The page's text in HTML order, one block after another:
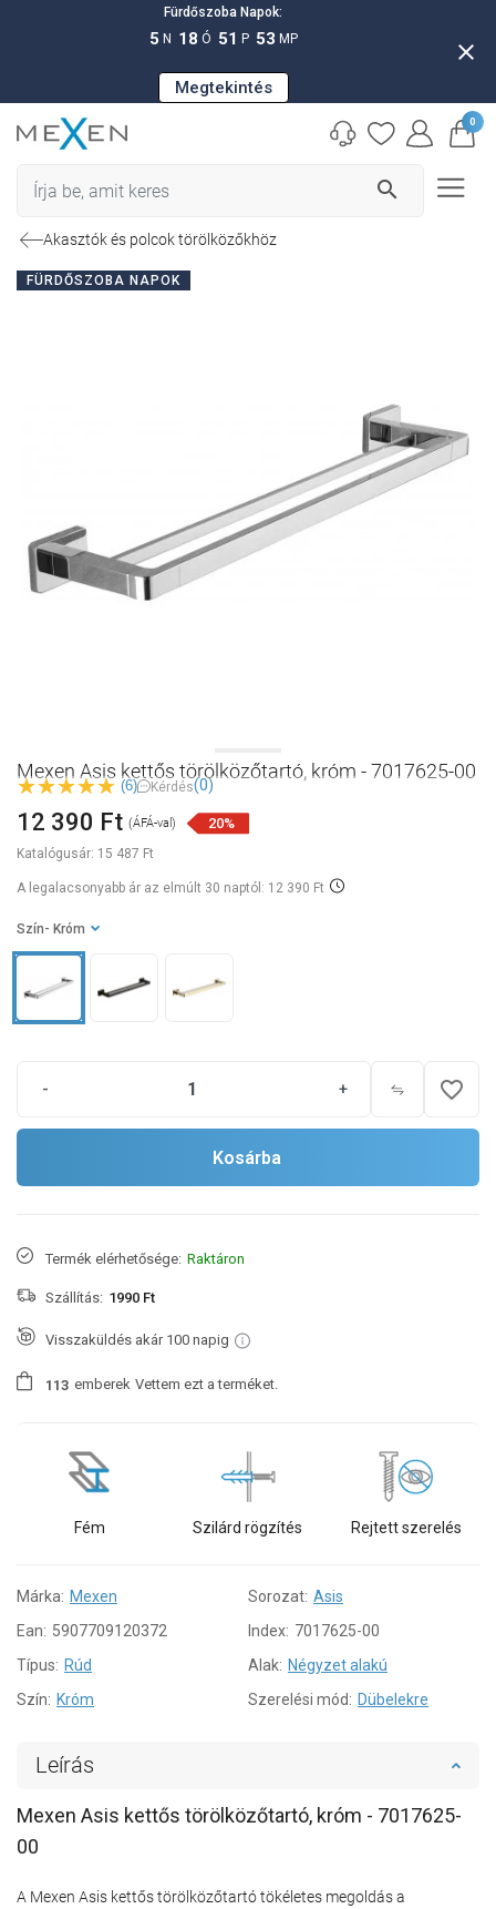
Fürdőszoba Napok:
5 N 18 Ó 51 P 52 MP
Megtekintés
close
search
0
Akasztók és polcok törölközőkhöz
FÜRDŐSZOBA NAPOK
Mexen Asis kettős törölközőtartó, króm - 7017625-00
(6) Kérdés(0)
Katalógusár: 15 487 Ft
12 390 Ft (ÁFÁ-val) 20%
A legalacsonyabb ár az elmúlt 30 naptól: 12 390 Ft
Szín - Króm
- + favorite_border
Kosárba
Termék elérhetősége: Raktáron
Szállítás: 1990 Ft
Visszaküldés akár 100 napig
1 13 emberek Vettem ezt a terméket.
Fém Szilárd rögzítés Rejtett szerelés
Márka: Mexen Sorozat: Asis
Ean: 5907709120372 Index: 7017625-00
Típus: Rúd Alak: Négyzet alakú
Szín: Króm Szerelési mód: Dübelekre
Leírás
Mexen Asis kettős törölközőtartó, króm - 7017625-
00
A Mexen Asis kettős törölközőtartó tökéletes megoldás a